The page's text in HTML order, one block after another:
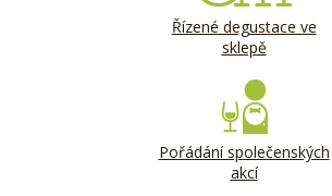
Řízené degustace ve
sklepě
Pořádání společenských
akcí